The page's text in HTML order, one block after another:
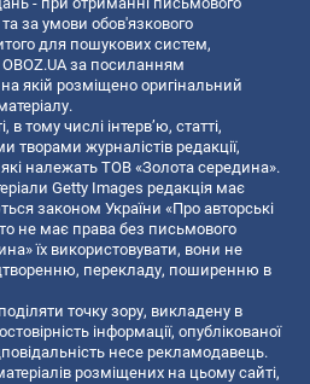
за умови обов'язкового
для пошукових систем,
OBOZ.UA за посиланням
на якій розміщено оригінальний
в тому числі інтерв’ю, статті,
журналістів редакції,
належать ТОВ «Золота середина».
Getty Images редакція має
законом України «Про авторські
не має права без письмового
їх використовувати, вони не
перекладу, поширенню в
точку зору, викладену в
інформації, опублікованої
несе рекламодавець.
розміщених на цьому сайті,